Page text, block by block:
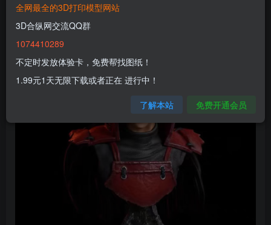
全网最全的3D打印模型网站
3D合纵网交流QQ群
1074410289
不定时发放体验卡，免费帮找图纸！
1.99元1天无限下载或者正在 进行中！
了解本站 免费开通会员